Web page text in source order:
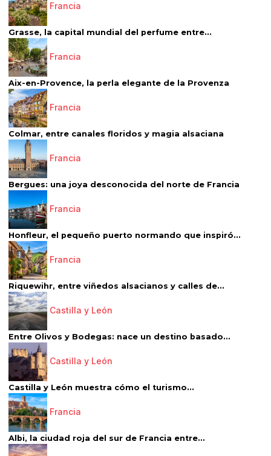
Francia
Grasse, la capital mundial del perfume entre...
Francia
Aix-en-Provence, la perla elegante de la Provenza
Francia
Colmar, entre canales floridos y magia alsaciana
Francia
Bergues: una joya desconocida del norte de Francia
Francia
Honfleur, el pequeño puerto normando que inspiró...
Francia
Riquewihr, entre viñedos alsacianos y calles de...
Castilla y León
Entre Olivos y Bodegas: nace un destino basado...
Castilla y León
Castilla y León muestra cómo el turismo...
Francia
Albi, la ciudad roja del sur de Francia entre...